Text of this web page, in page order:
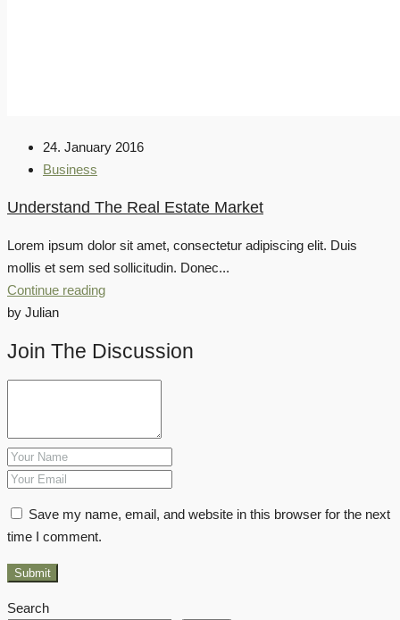
24. January 2016
Business
Understand The Real Estate Market
Lorem ipsum dolor sit amet, consectetur adipiscing elit. Duis
mollis et sem sed sollicitudin. Donec...
Continue reading
by Julian
Join The Discussion
Save my name, email, and website in this browser for the next
time I comment.
Submit
Search